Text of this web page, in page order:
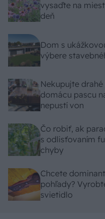
vysaďte na
deň
Dom s
výbere
Nekupujte
domácu pascu
nepustí von
Čo robiť, ak
s odlisťovaním
chyby
Chcete
pohľady?
svietidlo